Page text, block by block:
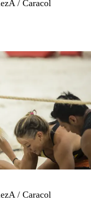
/ Caracol
/ Caracol